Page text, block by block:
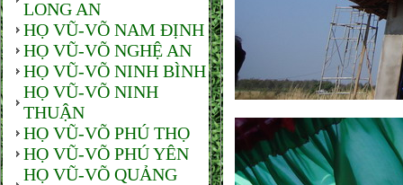
LONG AN
HỌ VŨ-VÕ NAM ĐỊNH
HỌ VŨ-VÕ NGHỆ AN
HỌ VŨ-VÕ NINH BÌNH
HỌ VŨ-VÕ NINH
THUẬN
HỌ VŨ-VÕ PHÚ THỌ
HỌ VŨ-VÕ PHÚ YÊN
HỌ VŨ-VÕ QUẢNG